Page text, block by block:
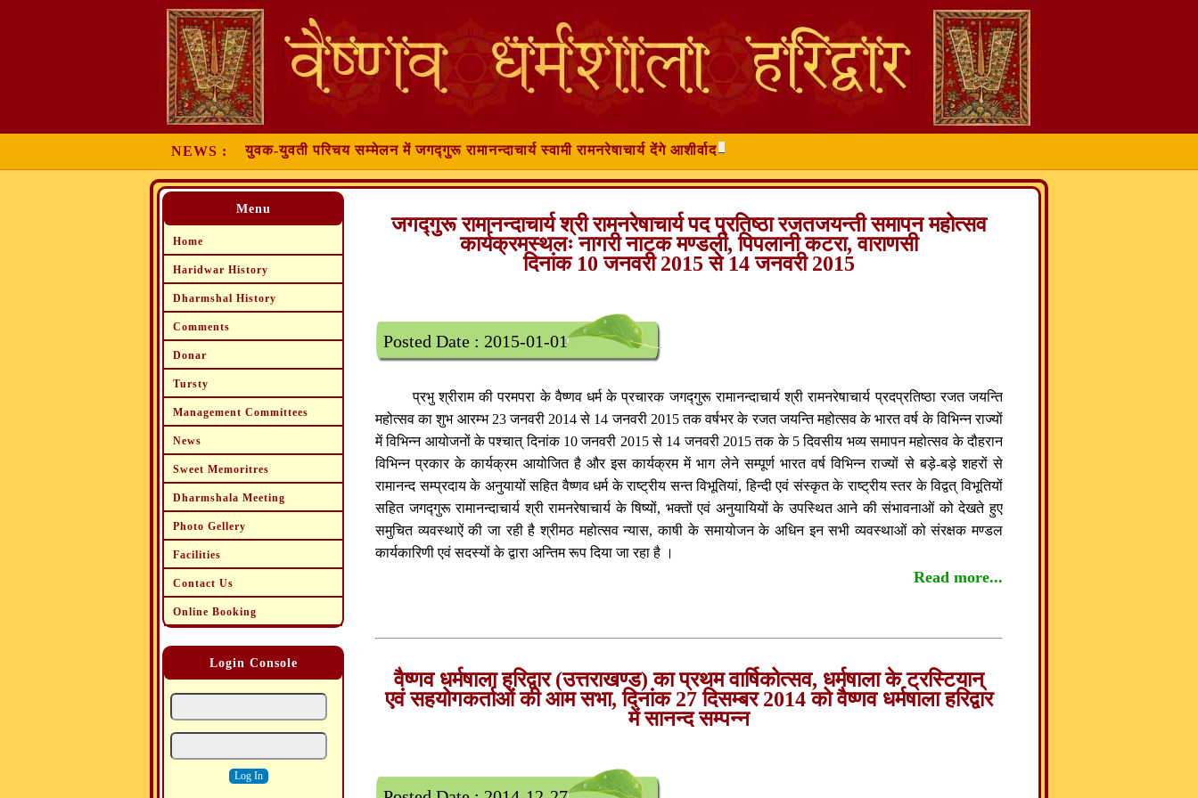
NEWS : युवक-युवती परिचय सम्मेलन में जगद्गुरू रामानन्दाचार्य स्वामी रामनरेषाचार्य देंगे आशीर्वाद ............. भारत भूषण वैष्णव 9251639211
Menu
Home
Haridwar History
Dharmshal History
Comments
Donar
Tursty
Management Committees
News
Sweet Memoritres
Dharmshala Meeting
Photo Gellery
Facilities
Contact Us
Online Booking
Login Console
जगद्गुरू रामानन्दाचार्य श्री रामनरेषाचार्य पद प्रतिष्ठा रजतजयन्ती समापन महोत्सव
कार्यक्रमस्थलः नागरी नाटक मण्डली, पिपलानी कटरा, वाराणसी
दिनांक 10 जनवरी 2015 से 14 जनवरी 2015
Posted Date : 2015-01-01
प्रभु श्रीराम की परमपरा के वैष्णव धर्म के प्रचारक जगद्गुरू रामानन्दाचार्य श्री रामनरेषाचार्य प्रदप्रतिष्ठा रजत जयन्ति
महोत्सव का शुभ आरम्भ 23 जनवरी 2014 से 14 जनवरी 2015 तक वर्षभर के रजत जयन्ति महोत्सव के भारत वर्ष के विभिन्न राज्यों
में विभिन्न आयोजनों के पश्चात् दिनांक 10 जनवरी 2015 से 14 जनवरी 2015 तक के 5 दिवसीय भव्य समापन महोत्सव के दौहरान
विभिन्न प्रकार के कार्यक्रम आयोजित है और इस कार्यक्रम में भाग लेने सम्पूर्ण भारत वर्ष विभिन्न राज्यों से बड़े-बड़े शहरों से
रामानन्द सम्प्रदाय के अनुयायों सहित वैष्णव धर्म के राष्ट्रीय सन्त विभूतियां, हिन्दी एवं संस्कृत के राष्ट्रीय स्तर के विद्वत् विभूतियों
सहित जगद्गुरू रामानन्दाचार्य श्री रामनरेषाचार्य के षिष्यों, भक्तों एवं अनुयायियों के उपस्थित आने की संभावनाओं को देखते हुए
समुचित व्यवस्थाऐं की जा रही है श्रीमठ महोत्सव न्यास, काषी के समायोजन के अधिन इन सभी व्यवस्थाओं को संरक्षक मण्डल
कार्यकारिणी एवं सदस्यों के द्वारा अन्तिम रूप दिया जा रहा है ।
कौषल किषोरदास जी, जोधपुर से सेनाचार्य स्वामी अचलानन्द जी, बड़वाला गुजरात से महात्यागी ईष्वरदास जी बापू, सूरत से महान्त
जगन्नाथदास जी, हरिद्वार से महान्त रघुवीरदास जी, महान्त विष्णुदास जी, श्री मोहनदास रामायणी, श्री महान्त ब्रह्मचारी साधनान
न्द जी, अयोध्या से श्री महान्त प्रेमदास जी - तेरह भाई त्यागी, वृन्दावन से श्री महान्त रामस्वरूपदास जी, अयोध्या से महात्यागी
रामतीरथ दास जी, पड़ाव से पूत्य गुरूपद सम्भवराम जी अध्यक्ष श्री सर्वेष्वरी समूह, गंगोत्री धाम से श्री ब्रह्मचारी अनन्त जी, काषी
से श्री महान्त विवेकदास जी कबीरमठ, महामण्डलेष्वर भवानी नन्दन यति जी हथियाराम मठ, महामण्डलेष्वर रामेष्वरपुरी जी अन्नपूर्णा
Read more...
वैष्णव धर्मषाला हरिद्वार (उत्तराखण्ड) का प्रथम वार्षिकोत्सव, धर्मषाला के ट्रस्टियान्
एवं सहयोगकर्ताओं की आम सभा, दिनांक 27 दिसम्बर 2014 को वैष्णव धर्मषाला हरिद्वार
में सानन्द सम्पन्न